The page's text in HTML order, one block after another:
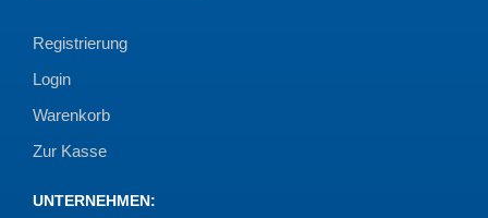
Registrierung
Login
Warenkorb
Zur Kasse
UNTERNEHMEN: